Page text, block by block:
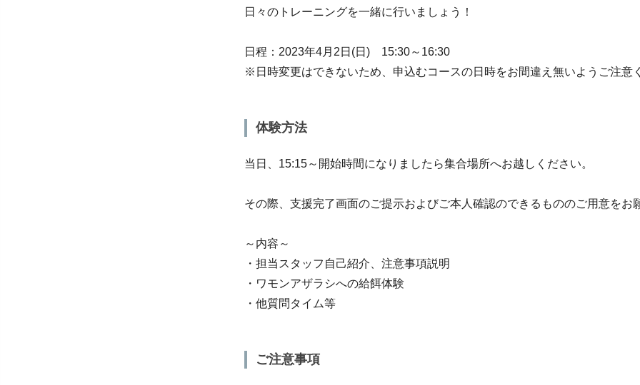
日々のトレーニングを一緒に行いましょう！
日程：2023年4月2日(日) 15:30～16:30
※日時変更はできないため、申込むコースの日時をお間違え無いようご注意
体験方法
当日、15:15～開始時間になりましたら集合場所へお越しください。
その際、支援完了画面のご提示およびご本人確認のできるもののご用意をお
～内容～
・担当スタッフ自己紹介、注意事項説明
・ワモンアザラシへの給餌体験
・他質問タイム等
ご注意事項